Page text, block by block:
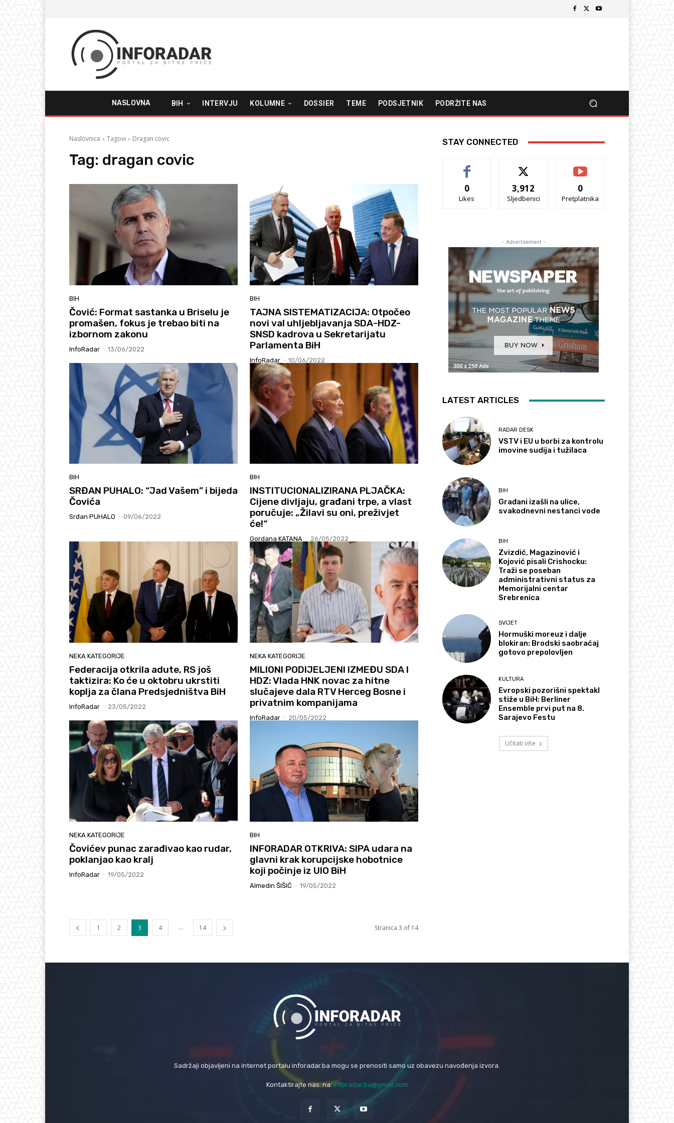
NASLOVNA BIH INTERVJU KOLUMNE DOSSIER TEME PODSJETNIK PODRŽITE NAS
Naslovnica Tagovi Dragan covic
Tag: dragan covic
BIH
Čović: Format sastanka u Briselu je
promašen, fokus je trebao biti na
izbornom zakonu
InfoRadar - 13/06/2022
BIH
TAJNA SISTEMATIZACIJA: Otpočeo
novi val uhljebljavanja SDA-HDZ-
SNSD kadrova u Sekretarijatu
Parlamenta BiH
InfoRadar - 10/06/2022
BIH
SRĐAN PUHALO: “Jad Vašem” i bijeda
Čovića
Srđan PUHALO - 09/06/2022
BIH
INSTITUCIONALIZIRANA PLJAČKA:
Cijene divljaju, građani trpe, a vlast
poručuje: „Žilavi su oni, preživjet
će!“
Gordana KATANA - 26/05/2022
NEKA KATEGORIJE
Federacija otkrila adute, RS još
taktizira: Ko će u oktobru ukrstiti
koplja za člana Predsjedništva BiH
InfoRadar - 23/05/2022
NEKA KATEGORIJE
MILIONI PODIJELJENI IZMEĐU SDA I
HDZ: Vlada HNK novac za hitne
slučajeve dala RTV Herceg Bosne i
privatnim kompanijama
InfoRadar - 20/05/2022
NEKA KATEGORIJE
Čovićev punac zarađivao kao rudar,
poklanjao kao kralj
InfoRadar - 19/05/2022
BIH
INFORADAR OTKRIVA: SIPA udara na
glavni krak korupcijske hobotnice
koji počinje iz UIO BiH
Almedin ŠIŠIĆ - 19/05/2022
1 2 3 4 ... 14 Stranica 3 of 14
STAY CONNECTED
0
Likes
3,912
Sljedbenici
0
Pretplatnika
- Advertisement -
LATEST ARTICLES
RADAR DESK
VSTV i EU u borbi za kontrolu
imovine sudija i tužilaca
BIH
Građani izašli na ulice,
svakodnevni nestanci vode
BIH
Zvizdić, Magazinović i
Kojović pisali Crishocku:
Traži se poseban
administrativni status za
Memorijalni centar
Srebrenica
SVIJET
Hormuški moreuz i dalje
blokiran: Brodski saobraćaj
gotovo prepolovljen
KULTURA
Evropski pozorišni spektakl
stiže u BiH: Berliner
Ensemble prvi put na 8.
Sarajevo Festu
Učitati više
Sadržaji objavljeni na internet portalu inforadar.ba mogu se prenositi samo uz obavezu navođenja izvora.
Kontaktirajte nas: na:inforadar.ba@gmail.com